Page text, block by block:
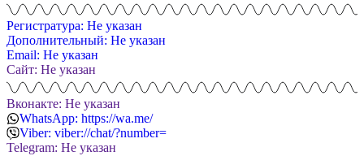
Регистратура: Не указан
Дополнительный: Не указан
Email: Не указан
Сайт: Не указан
Вконакте: Не указан
WhatsApp: https://wa.me/
Viber: viber://chat/?number=
Telegram: Не указан